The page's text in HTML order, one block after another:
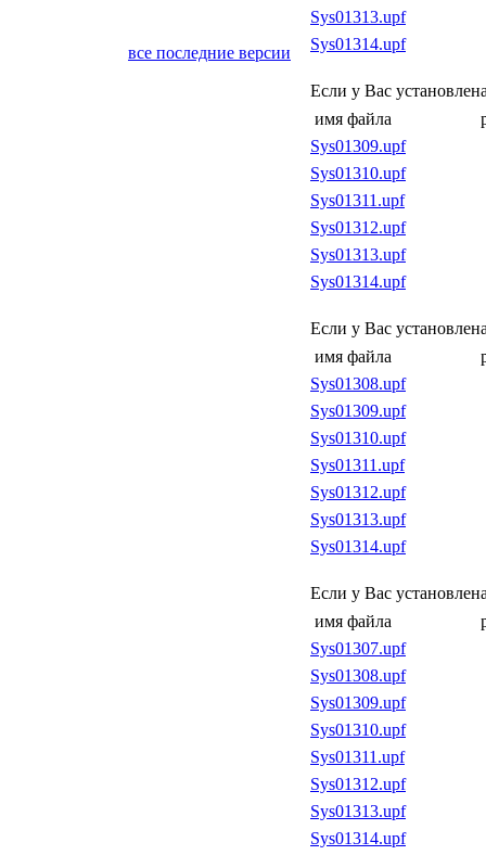
все последние версии
Sys01313.upf
Sys01314.upf
Если у Вас
имя файла
Sys01309.upf
Sys01310.upf
Sys01311.upf
Sys01312.upf
Sys01313.upf
Sys01314.upf
Если у Вас
имя файла
Sys01308.upf
Sys01309.upf
Sys01310.upf
Sys01311.upf
Sys01312.upf
Sys01313.upf
Sys01314.upf
Если у Вас
имя файла
Sys01307.upf
Sys01308.upf
Sys01309.upf
Sys01310.upf
Sys01311.upf
Sys01312.upf
Sys01313.upf
Sys01314.upf